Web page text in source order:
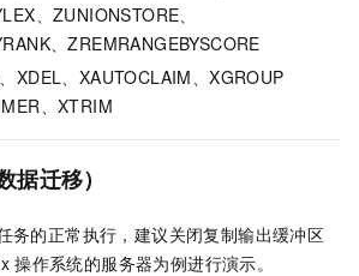
、ZUNIONSTORE、
、ZREMRANGEBYSCORE
XDEL、XAUTOCLAIM、XGROUP
、XTRIM
据迁移）
务的正常执行，建议关闭复制输出缓冲区
操作系统的服务器为例进行演示。